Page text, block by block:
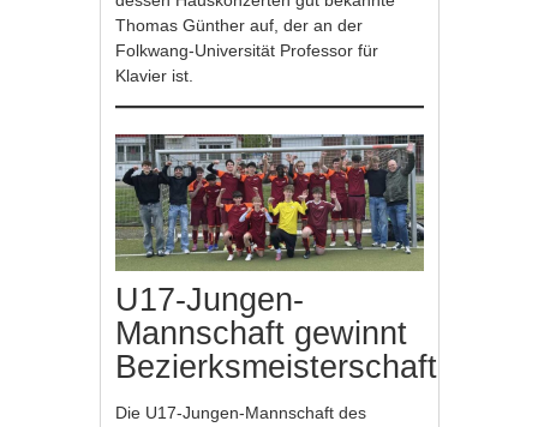
Thomas Günther auf, der an der
Folkwang-Universität Professor für
Klavier ist.
U17-Jungen-
Mannschaft gewinnt
Bezierksmeisterschaft
Die U17-Jungen-Mannschaft des